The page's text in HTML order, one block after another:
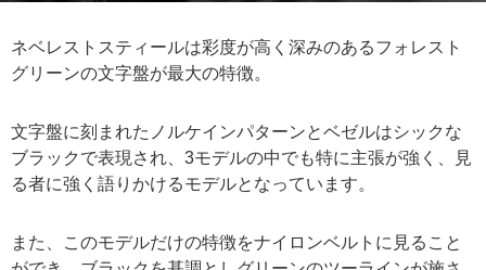
ネベレストスティールは彩度が高く深みのあるフォレスト
グリーンの文字盤が最大の特徴。
文字盤に刻まれたノルケインパターンとベゼルはシックな
ブラックで表現され、3モデルの中でも特に主張が強く、見
る者に強く語りかけるモデルとなっています。
また、このモデルだけの特徴をナイロンベルトに見ること